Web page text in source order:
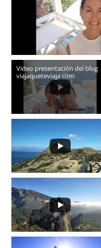
Video presentación del blog
viajaqueteviaja com